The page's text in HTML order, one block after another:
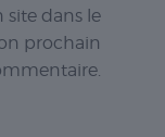
dans le
prochain